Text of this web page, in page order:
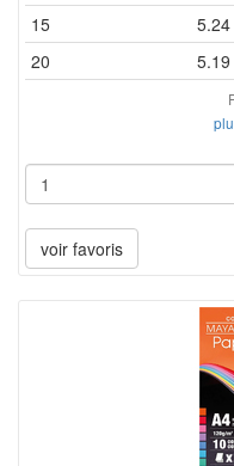
15 5.24
20 5.19
voir favoris